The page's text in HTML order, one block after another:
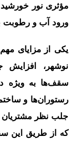
مؤثری نور خورشید
ورود آب و رطوبت
یکی از مزایای
نوشهر، افزایش
سقف‌ها به ویژه
رستوران‌ها و
جلب نظر مشتریان
که از طریق این